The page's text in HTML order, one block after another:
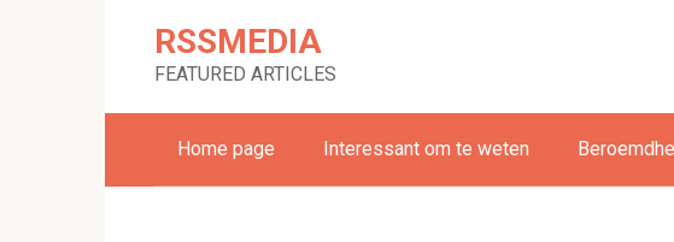
RSSMEDIA
FEATURED ARTICLES
Home page Interessant om te weten